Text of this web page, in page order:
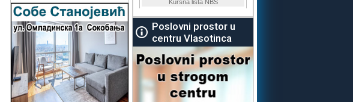
Poslovni prostor u
centru Vlasotinca